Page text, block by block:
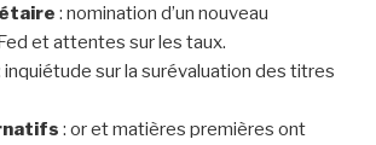
: nomination d’un nouveau
et attentes sur les taux.
inquiétude sur la surévaluation des titres
: or et matières premières ont